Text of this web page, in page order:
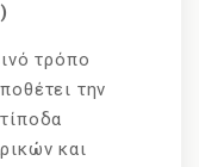
τρόπο
την
και